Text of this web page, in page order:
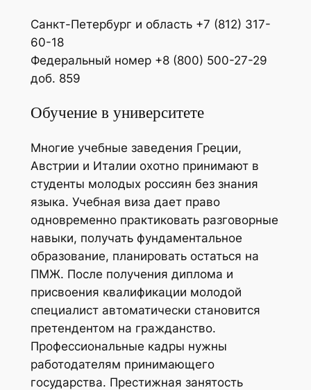
Санкт-Петербург и область +7 (812) 317-
60-18
Федеральный номер +8 (800) 500-27-29
доб. 859
Обучение в университете
Многие учебные заведения Греции,
Австрии и Италии охотно принимают в
студенты молодых россиян без знания
языка. Учебная виза дает право
одновременно практиковать разговорные
навыки, получать фундаментальное
образование, планировать остаться на
ПМЖ. После получения диплома и
присвоения квалификации молодой
специалист автоматически становится
претендентом на гражданство.
Профессиональные кадры нужны
работодателям принимающего
государства. Престижная занятость